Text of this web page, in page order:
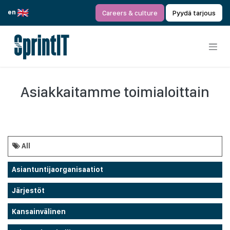
en
Careers & culture Pyydä tarjous
Asiakkaitamme toimialoittain
All
Asiantuntijaorganisaatiot
Järjestöt
Kansainvälinen